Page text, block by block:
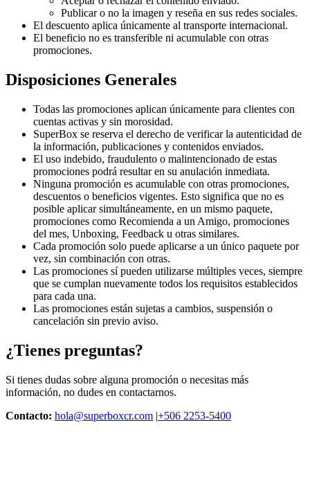
Publicar o no la imagen y reseña en sus redes sociales.
El descuento aplica únicamente al transporte internacional.
El beneficio no es transferible ni acumulable con otras
promociones.
Disposiciones Generales
Todas las promociones aplican únicamente para clientes con
cuentas activas y sin morosidad.
SuperBox se reserva el derecho de verificar la autenticidad de
la información, publicaciones y contenidos enviados.
El uso indebido, fraudulento o malintencionado de estas
promociones podrá resultar en su anulación inmediata.
Ninguna promoción es acumulable con otras promociones,
descuentos o beneficios vigentes. Esto significa que no es
posible aplicar simultáneamente, en un mismo paquete,
promociones como Recomienda a un Amigo, promociones
del mes, Unboxing, Feedback u otras similares.
Cada promoción solo puede aplicarse a un único paquete por
vez, sin combinación con otras.
Las promociones sí pueden utilizarse múltiples veces, siempre
que se cumplan nuevamente todos los requisitos establecidos
para cada una.
Las promociones están sujetas a cambios, suspensión o
cancelación sin previo aviso.
¿Tienes preguntas?
Si tienes dudas sobre alguna promoción o necesitas más
información, no dudes en contactarnos.
Contacto: hola@superboxcr.com |+506 2253-5400